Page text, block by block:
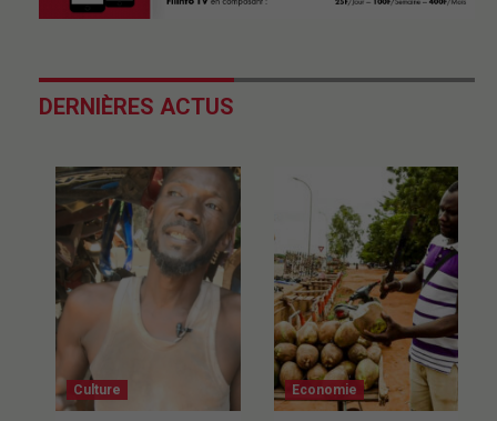
DERNIÈRES ACTUS
Culture Economie